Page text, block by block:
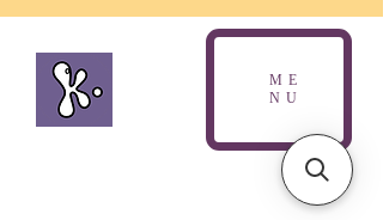
ME
NU